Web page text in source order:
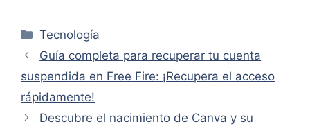
Categorías
Tecnología
Guía completa para recuperar tu cuenta
suspendida en Free Fire: ¡Recupera el acceso
rápidamente!
Descubre el nacimiento de Canva y su